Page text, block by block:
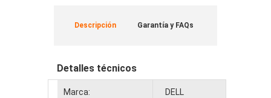
Descripción Garantía y FAQs
Detalles técnicos
Marca: DELL